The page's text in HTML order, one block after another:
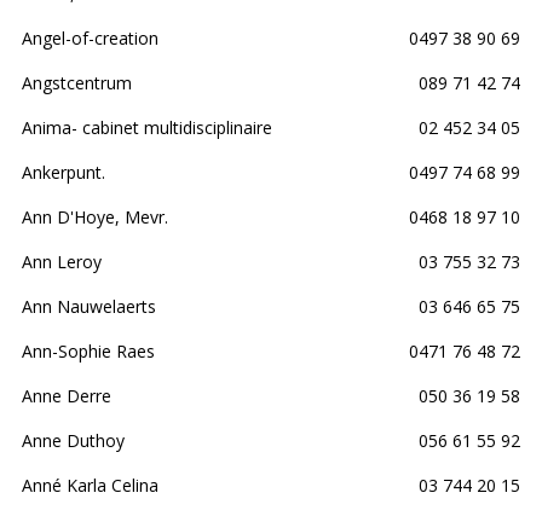
Angel-of-creation
0497 38 90 69
Angstcentrum
089 71 42 74
Anima- cabinet multidisciplinaire
02 452 34 05
Ankerpunt.
0497 74 68 99
Ann D'Hoye, Mevr.
0468 18 97 10
Ann Leroy
03 755 32 73
Ann Nauwelaerts
03 646 65 75
Ann-Sophie Raes
0471 76 48 72
Anne Derre
050 36 19 58
Anne Duthoy
056 61 55 92
Anné Karla Celina
03 744 20 15